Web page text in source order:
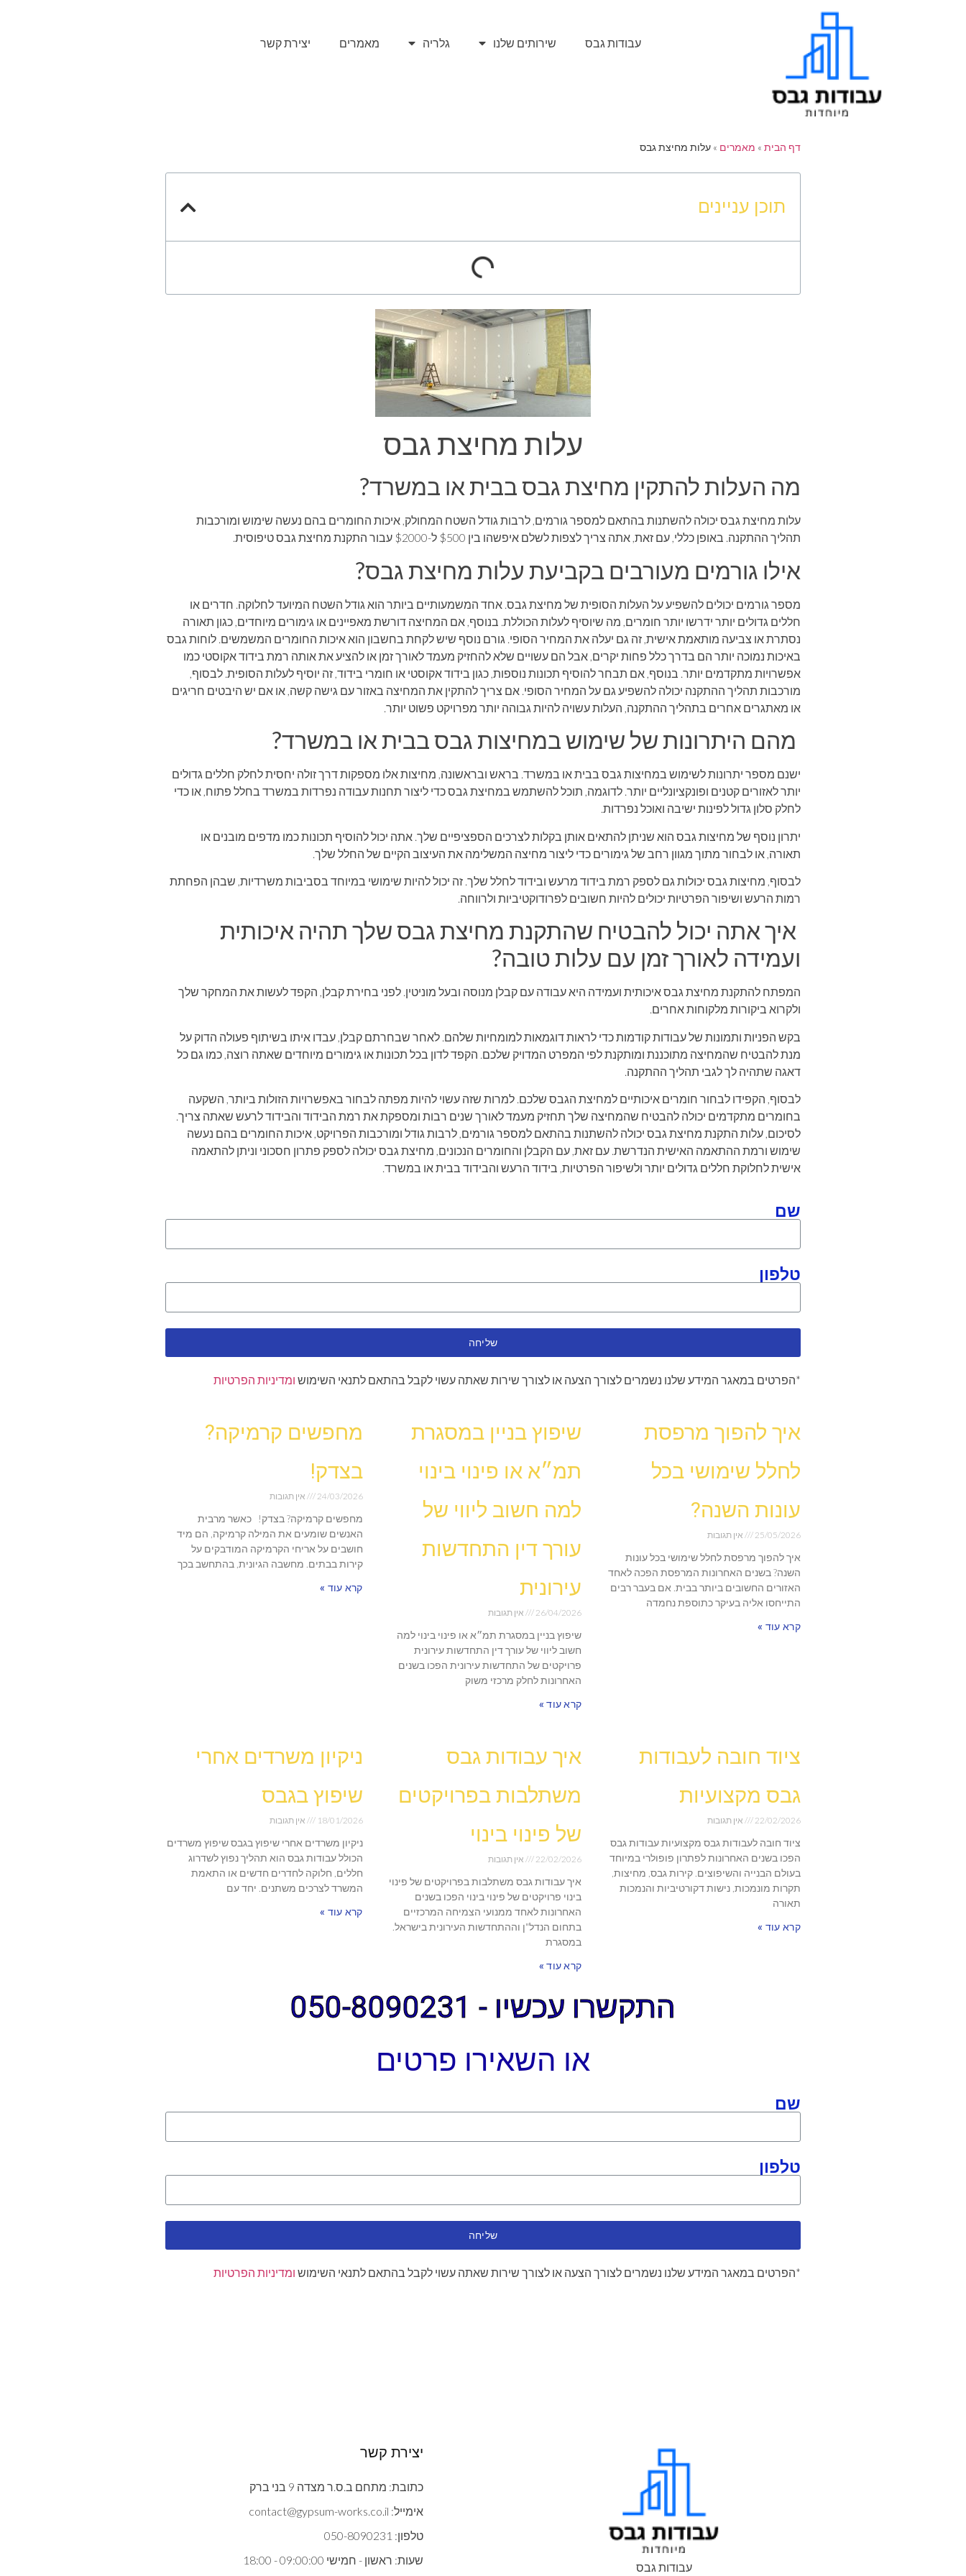
עבודות גבס שירותים שלנו גלריה מאמרים יצירת קשר
דף הבית » מאמרים » עלות מחיצת גבס
תוכן עניינים
עלות מחיצת גבס
מה העלות להתקין מחיצת גבס בבית או במשרד?
עלות מחיצת גבס יכולה להשתנות בהתאם למספר גורמים, לרבות גודל השטח המחולק, איכות החומרים בהם נעשה שימוש ומורכבות
תהליך ההתקנה. באופן כללי, עם זאת, אתה צריך לצפות לשלם איפשהו בין $500 ל-$2000 עבור התקנת מחיצת גבס טיפוסית.
אילו גורמים מעורבים בקביעת עלות מחיצת גבס?
מספר גורמים יכולים להשפיע על העלות הסופית של מחיצת גבס. אחד המשמעותיים ביותר הוא גודל השטח המיועד לחלוקה. חדרים או
חללים גדולים יותר ידרשו יותר חומרים, מה שיוסיף לעלות הכוללת. בנוסף, אם המחיצה דורשת מאפיינים או גימורים מיוחדים, כגון תאורה
נסתרת או צביעה מותאמת אישית, זה גם יעלה את המחיר הסופי. גורם נוסף שיש לקחת בחשבון הוא איכות החומרים המשמשים. לוחות גבס
באיכות נמוכה יותר הם בדרך כלל פחות יקרים, אבל הם עשויים שלא להחזיק מעמד לאורך זמן או להציע את אותה רמת בידוד אקוסטי כמו
אפשרויות מתקדמים יותר. בנוסף, אם תבחר להוסיף תכונות נוספות, כגון בידוד אקוסטי או חומרי בידוד, זה יוסיף לעלות הסופית. לבסוף,
מורכבות תהליך ההתקנה יכולה להשפיע גם על המחיר הסופי. אם צריך להתקין את המחיצה באזור עם גישה קשה, או אם יש היבטים חריגים
או מאתגרים אחרים בתהליך ההתקנה, העלות עשויה להיות גבוהה יותר מפרויקט פשוט יותר.
מהם היתרונות של שימוש במחיצות גבס בבית או במשרד?
ישנם מספר יתרונות לשימוש במחיצות גבס בבית או במשרד. בראש ובראשונה, מחיצות אלו מספקות דרך זולה יחסית לחלק חללים גדולים
יותר לאזורים קטנים ופונקציונליים יותר. לדוגמה, תוכל להשתמש במחיצת גבס כדי ליצור תחנות עבודה נפרדות במשרד בחלל פתוח, או כדי
לחלק סלון גדול לפינות ישיבה ואוכל נפרדות.
יתרון נוסף של מחיצות גבס הוא שניתן להתאים אותן בקלות לצרכים הספציפיים שלך. אתה יכול להוסיף תכונות כמו מדפים מובנים או
תאורה, או לבחור מתוך מגוון רחב של גימורים כדי ליצור מחיצה המשלימה את העיצוב הקיים של החלל שלך.
לבסוף, מחיצות גבס יכולות גם לספק רמת בידוד מרעש ובידוד לחלל שלך. זה יכול להיות שימושי במיוחד בסביבות משרדיות, שבהן הפחתת
רמות הרעש ושיפור הפרטיות יכולים להיות חשובים לפרודוקטיביות ולרווחה.
איך אתה יכול להבטיח שהתקנת מחיצת גבס שלך תהיה איכותית
ועמידה לאורך זמן עם עלות טובה?
המפתח להתקנת מחיצת גבס איכותית ועמידה היא עבודה עם קבלן מנוסה ובעל מוניטין. לפני בחירת קבלן, הקפד לעשות את המחקר שלך
ולקרוא ביקורות מלקוחות אחרים.
בקש הפניות ותמונות של עבודות קודמות כדי לראות דוגמאות למומחיות שלהם. לאחר שבחרתם קבלן, עבדו איתו בשיתוף פעולה הדוק על
מנת להבטיח שהמחיצה מתוכננת ומותקנת לפי המפרט המדויק שלכם. הקפד לדון בכל תכונות או גימורים מיוחדים שאתה רוצה, כמו גם כל
דאגה שתהיה לך לגבי תהליך ההתקנה.
לבסוף, הקפידו לבחור חומרים איכותיים למחיצת הגבס שלכם. למרות שזה עשוי להיות מפתה לבחור באפשרויות הזולות ביותר, השקעה
בחומרים מתקדמים יכולה להבטיח שהמחיצה שלך תחזיק מעמד לאורך שנים רבות ומספקת את רמת הבידוד והבידוד לרעש שאתה צריך.
לסיכום, עלות התקנת מחיצת גבס יכולה להשתנות בהתאם למספר גורמים, לרבות גודל ומורכבות הפרויקט, איכות החומרים בהם נעשה
שימוש ורמת ההתאמה האישית הנדרשת. עם זאת, עם הקבלן והחומרים הנכונים, מחיצת גבס יכולה לספק פתרון חסכוני וניתן להתאמה
אישית לחלוקת חללים גדולים יותר ולשיפור הפרטיות, בידוד הרעש והבידוד בבית או במשרד.
שם
טלפון
שליחה
*הפרטים במאגר המידע שלנו נשמרים לצורך הצעה או לצורך שירות שאתה עשוי לקבל בהתאם לתנאי השימוש ומדיניות הפרטיות
איך להפוך מרפסת
לחלל שימושי בכל
עונות השנה?
25/05/2026 אין תגובות
איך להפוך מרפסת לחלל שימושי בכל עונות
השנה? בשנים האחרונות המרפסת הפכה לאחד
האזורים החשובים ביותר בבית. אם בעבר רבים
התייחסו אליה בעיקר כתוספת נחמדה
קרא עוד »
שיפוץ בניין במסגרת
תמ״א או פינוי בינוי
למה חשוב ליווי של
עורך דין התחדשות
עירונית
26/04/2026 אין תגובות
שיפוץ בניין במסגרת תמ״א או פינוי בינוי למה
חשוב ליווי של עורך דין התחדשות עירונית
פרויקטים של התחדשות עירונית הפכו בשנים
האחרונות לחלק מרכזי משוק
קרא עוד »
מחפשים קרמיקה?
בצדק!
24/03/2026 אין תגובות
מחפשים קרמיקה? בצדק! כאשר מרבית
האנשים שומעים את המילה קרמיקה, הם מיד
חושבים על אריחי הקרמיקה המודבקים על
קירות בבתים. מחשבה הגיונית, בהתחשב בכך
קרא עוד »
ציוד חובה לעבודות
גבס מקצועיות
22/02/2026 אין תגובות
ציוד חובה לעבודות גבס מקצועיות עבודות גבס
הפכו בשנים האחרונות לפתרון פופולרי במיוחד
בעולם הבנייה והשיפוצים. קירות גבס, מחיצות,
תקרות מונמכות, נישות דקורטיביות והנמכות
תאורה
קרא עוד »
איך עבודות גבס
משתלבות בפרויקטים
של פינוי בינוי
22/02/2026 אין תגובות
איך עבודות גבס משתלבות בפרויקטים של פינוי
בינוי פרויקטים של פינוי בינוי הפכו בשנים
האחרונות לאחד ממנועי הצמיחה המרכזיים
בתחום הנדל"ן וההתחדשות העירונית בישראל.
במסגרת
קרא עוד »
ניקיון משרדים אחרי
שיפוץ בגבס
18/01/2026 אין תגובות
ניקיון משרדים אחרי שיפוץ בגבס שיפוץ משרדים
הכולל עבודות גבס הוא תהליך נפוץ לשדרוג
חללים, חלוקה לחדרים חדשים או התאמת
המשרד לצרכים משתנים. יחד עם
קרא עוד »
התקשרו עכשיו - 050-8090231
או השאירו פרטים
שם
טלפון
שליחה
*הפרטים במאגר המידע שלנו נשמרים לצורך הצעה או לצורך שירות שאתה עשוי לקבל בהתאם לתנאי השימוש ומדיניות הפרטיות
עבודות גבס
יצירת קשר
כתובת: מתחם ב.ס.ר מצדה 9 בני ברק
אימייל: contact@gypsum-works.co.il
טלפון: 050-8090231
שעות: ראשון - חמישי 09:00:00 - 18:00